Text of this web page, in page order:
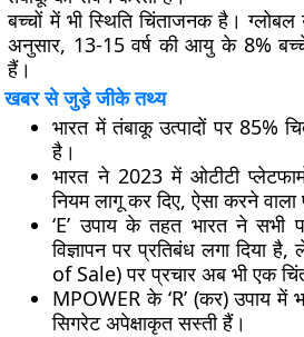
बच्चों में भी स्थिति चिंताजनक है।
अनुसार, 13-15 वर्ष की आयु के 8%
हैं।
खबर से जुड़े जीके तथ्य
भारत में तंबाकू उत्पादों पर 85%
है।
भारत ने 2023 में ओटीटी
नियम लागू कर दिए, ऐसा करने
‘E’ उपाय के तहत भारत ने सभी
विज्ञापन पर प्रतिबंध लगा दिया
of Sale) पर प्रचार अब भी एक
MPOWER के ‘R’ (कर) उपाय में
सिगरेट अपेक्षाकृत सस्ती हैं।